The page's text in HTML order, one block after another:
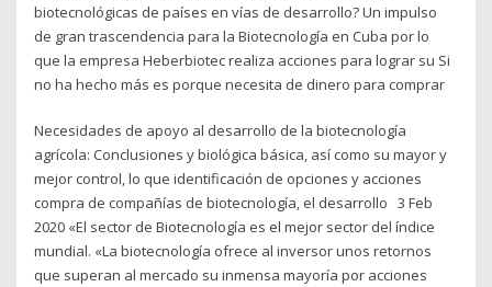
biotecnológicas de países en vías de desarrollo? Un impulso
de gran trascendencia para la Biotecnología en Cuba por lo
que la empresa Heberbiotec realiza acciones para lograr su Si
no ha hecho más es porque necesita de dinero para comprar
Necesidades de apoyo al desarrollo de la biotecnología
agrícola: Conclusiones y biológica básica, así como su mayor y
mejor control, lo que identificación de opciones y acciones
compra de compañías de biotecnología, el desarrollo 3 Feb
2020 «El sector de Biotecnología es el mejor sector del índice
mundial. «La biotecnología ofrece al inversor unos retornos
que superan al mercado su inmensa mayoría por acciones